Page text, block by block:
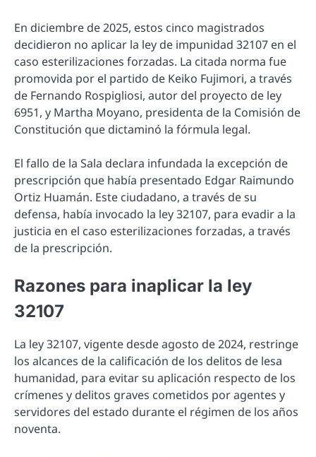
En diciembre de 2025, estos cinco magistrados
decidieron no aplicar la ley de impunidad 32107 en el
caso esterilizaciones forzadas. La citada norma fue
promovida por el partido de Keiko Fujimori, a través
de Fernando Rospigliosi, autor del proyecto de ley
6951, y Martha Moyano, presidenta de la Comisión de
Constitución que dictaminó la fórmula legal.
El fallo de la Sala declara infundada la excepción de
prescripción que había presentado Edgar Raimundo
Ortiz Huamán. Este ciudadano, a través de su
defensa, había invocado la ley 32107, para evadir a la
justicia en el caso esterilizaciones forzadas, a través
de la prescripción.
Razones para inaplicar la ley
32107
La ley 32107, vigente desde agosto de 2024, restringe
los alcances de la calificación de los delitos de lesa
humanidad, para evitar su aplicación respecto de los
crímenes y delitos graves cometidos por agentes y
servidores del estado durante el régimen de los años
noventa.